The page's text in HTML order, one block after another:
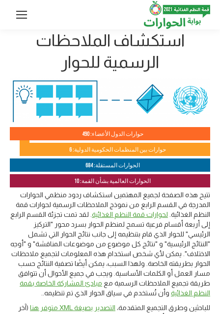
استكشاف الملاحظات
الرسمية للحوار
حوارات الدول الأعضاء: 490
حوارات بين المنظمات الحكومية الدولية: 6
الحوارات المستقلة: 684
الحوارات العالمية بشأن القمة: 10
تتيح هذه الصفحة لجميع المهتمين استكشاف ردود منظمي الحوارات
المدرجة في القسم الرابع من نموذج الملاحظات الرسمية لحوارات قمة
النظم الغذائية. لحوارات قمة النظم الغذائية . لقد تمت تجزئة القسم الرابع
إلى أربعة أقسام فرعية تسمح لمنظم الحوار بسرد محور "التركيز
الرئيسي" للحوار الذي قام بتنظيمه إلى جانب نتائج الحوار التي تشمل
"النتائج الرئيسية" و "نتائج كل موضوع من موضوعات المناقشة" و "أوجه
الاختلاف". يمكن لأي شخص استخدام هذه المعلومات لتجميع ملاحظات
الحوار بطريقته الخاصة. ولهذا السبب، يمكن أيضًا تصفية النتائج حسب
مسار العمل أو الكلمات الأساسية. ويجب في جميع الأحوال أن تتوافق
طريقة تجميع الملاحظات الرسمية مع مبادئ المشاركة الخاصة بقمة
النظم الغذائية وأن تُستخدم في سياق الحوار الذي تم تنظيمه..
للباحثين وطرق التجميع المتقدمة، التصدير بصيغة XML متوفر هنا
(آخر